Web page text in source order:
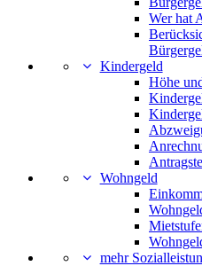
Wer hat
Kindergeld
Höhe
Wohngeld
mehr